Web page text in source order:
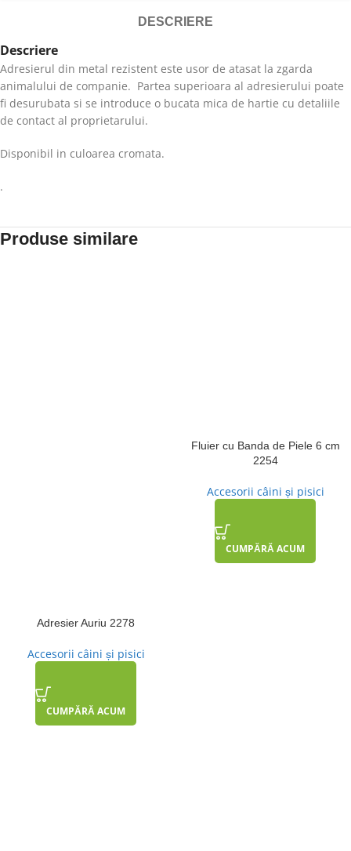
DESCRIERE
Descriere
Adresierul din metal rezistent este usor de atasat la zgarda
animalului de companie. Partea superioara al adresierului poate
fi desurubata si se introduce o bucata mica de hartie cu detaliile
de contact al proprietarului.
Disponibil in culoarea cromata.
.
Produse similare
Adresier Auriu 2278
Accesorii câini și pisici
CUMPĂRĂ ACUM
Fluier cu Banda de Piele 6 cm
2254
Accesorii câini și pisici
CUMPĂRĂ ACUM